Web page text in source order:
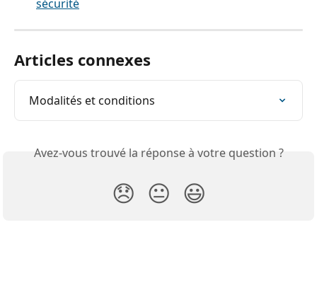
sécurité
Articles connexes
Modalités et conditions
Avez-vous trouvé la réponse à votre question ?
😞 😐 😃